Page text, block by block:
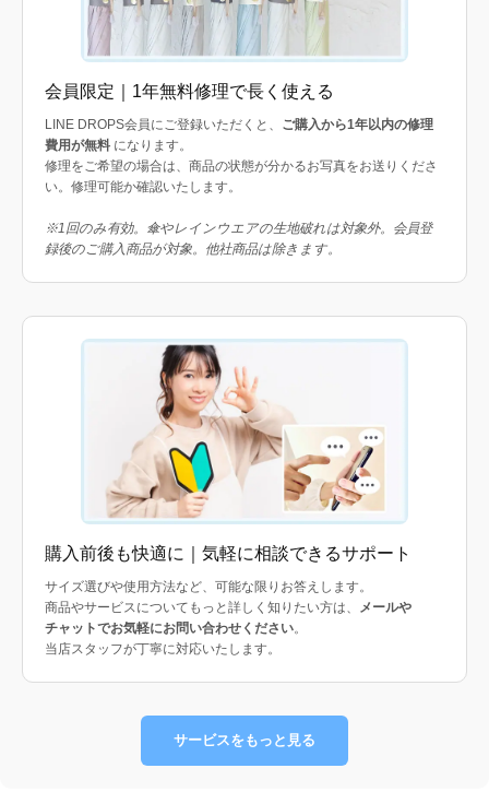
会員限定｜1年無料修理で長く使える
LINE DROPS会員にご登録いただくと、 ご購入から1年以内の修理
費用が無料 になります。
修理をご希望の場合は、商品の状態が分かるお写真をお送りくださ
い。修理可能か確認いたします。
※1回のみ有効。傘やレインウエアの生地破れは対象外。会員登
録後のご購入商品が対象。他社商品は除きます。
購入前後も快適に｜気軽に相談できるサポート
サイズ選びや使用方法など、可能な限りお答えします。
商品やサービスについてもっと詳しく知りたい方は、 メールや
チャットでお気軽にお問い合わせください。
当店スタッフが丁寧に対応いたします。
サービスをもっと見る